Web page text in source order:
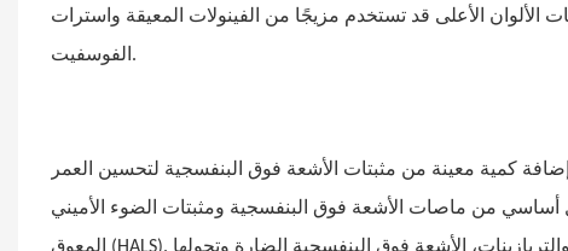
الأعلى قد تستخدم مزيجًا من الفينولات المعيقة واسترات
الفوسفيت.
كمية معينة من مثبتات الأشعة فوق البنفسجية لتحسين العمر
أساسي من ماصات الأشعة فوق البنفسجية ومثبتات الضوء الأميني